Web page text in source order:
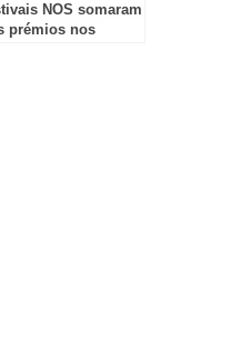
NOS somaram
prémios nos